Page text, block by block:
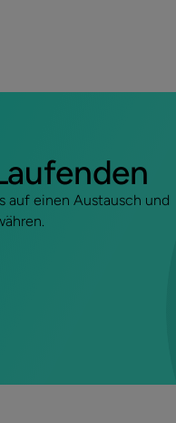
auf einen Austausch und